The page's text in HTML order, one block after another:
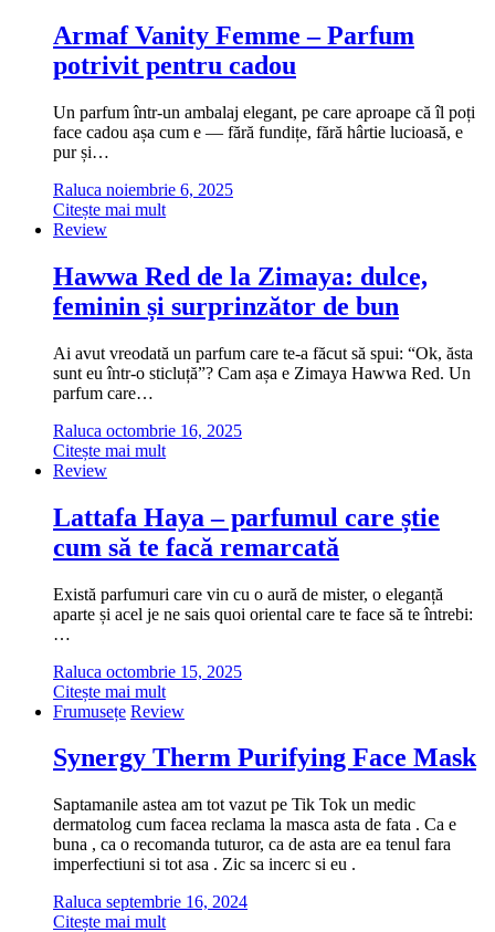
Armaf Vanity Femme – Parfum
potrivit pentru cadou
Un parfum într-un ambalaj elegant, pe care aproape că îl poți
face cadou așa cum e — fără fundițe, fără hârtie lucioasă, e
pur și…
Raluca noiembrie 6, 2025
Citește mai mult
Review
Hawwa Red de la Zimaya: dulce,
feminin și surprinzător de bun
Ai avut vreodată un parfum care te-a făcut să spui: “Ok, ăsta
sunt eu într-o sticluță”? Cam așa e Zimaya Hawwa Red. Un
parfum care…
Raluca octombrie 16, 2025
Citește mai mult
Review
Lattafa Haya – parfumul care știe
cum să te facă remarcată
Există parfumuri care vin cu o aură de mister, o eleganță
aparte și acel je ne sais quoi oriental care te face să te întrebi:
…
Raluca octombrie 15, 2025
Citește mai mult
Frumusețe Review
Synergy Therm Purifying Face Mask
Saptamanile astea am tot vazut pe Tik Tok un medic
dermatolog cum facea reclama la masca asta de fata . Ca e
buna , ca o recomanda tuturor, ca de asta are ea tenul fara
imperfectiuni si tot asa . Zic sa incerc si eu .
Raluca septembrie 16, 2024
Citește mai mult